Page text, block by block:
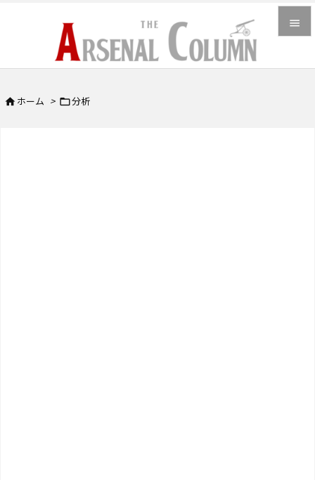

メニュ
 ホーム > 分析